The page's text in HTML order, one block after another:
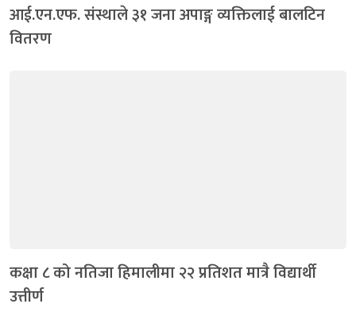
आई.एन.एफ. संस्थाले ३१ जना अपाङ्ग व्यक्तिलाई बालटिन
वितरण
कक्षा ८ को नतिजा हिमालीमा २२ प्रतिशत मात्रै विद्यार्थी
उत्तीर्ण